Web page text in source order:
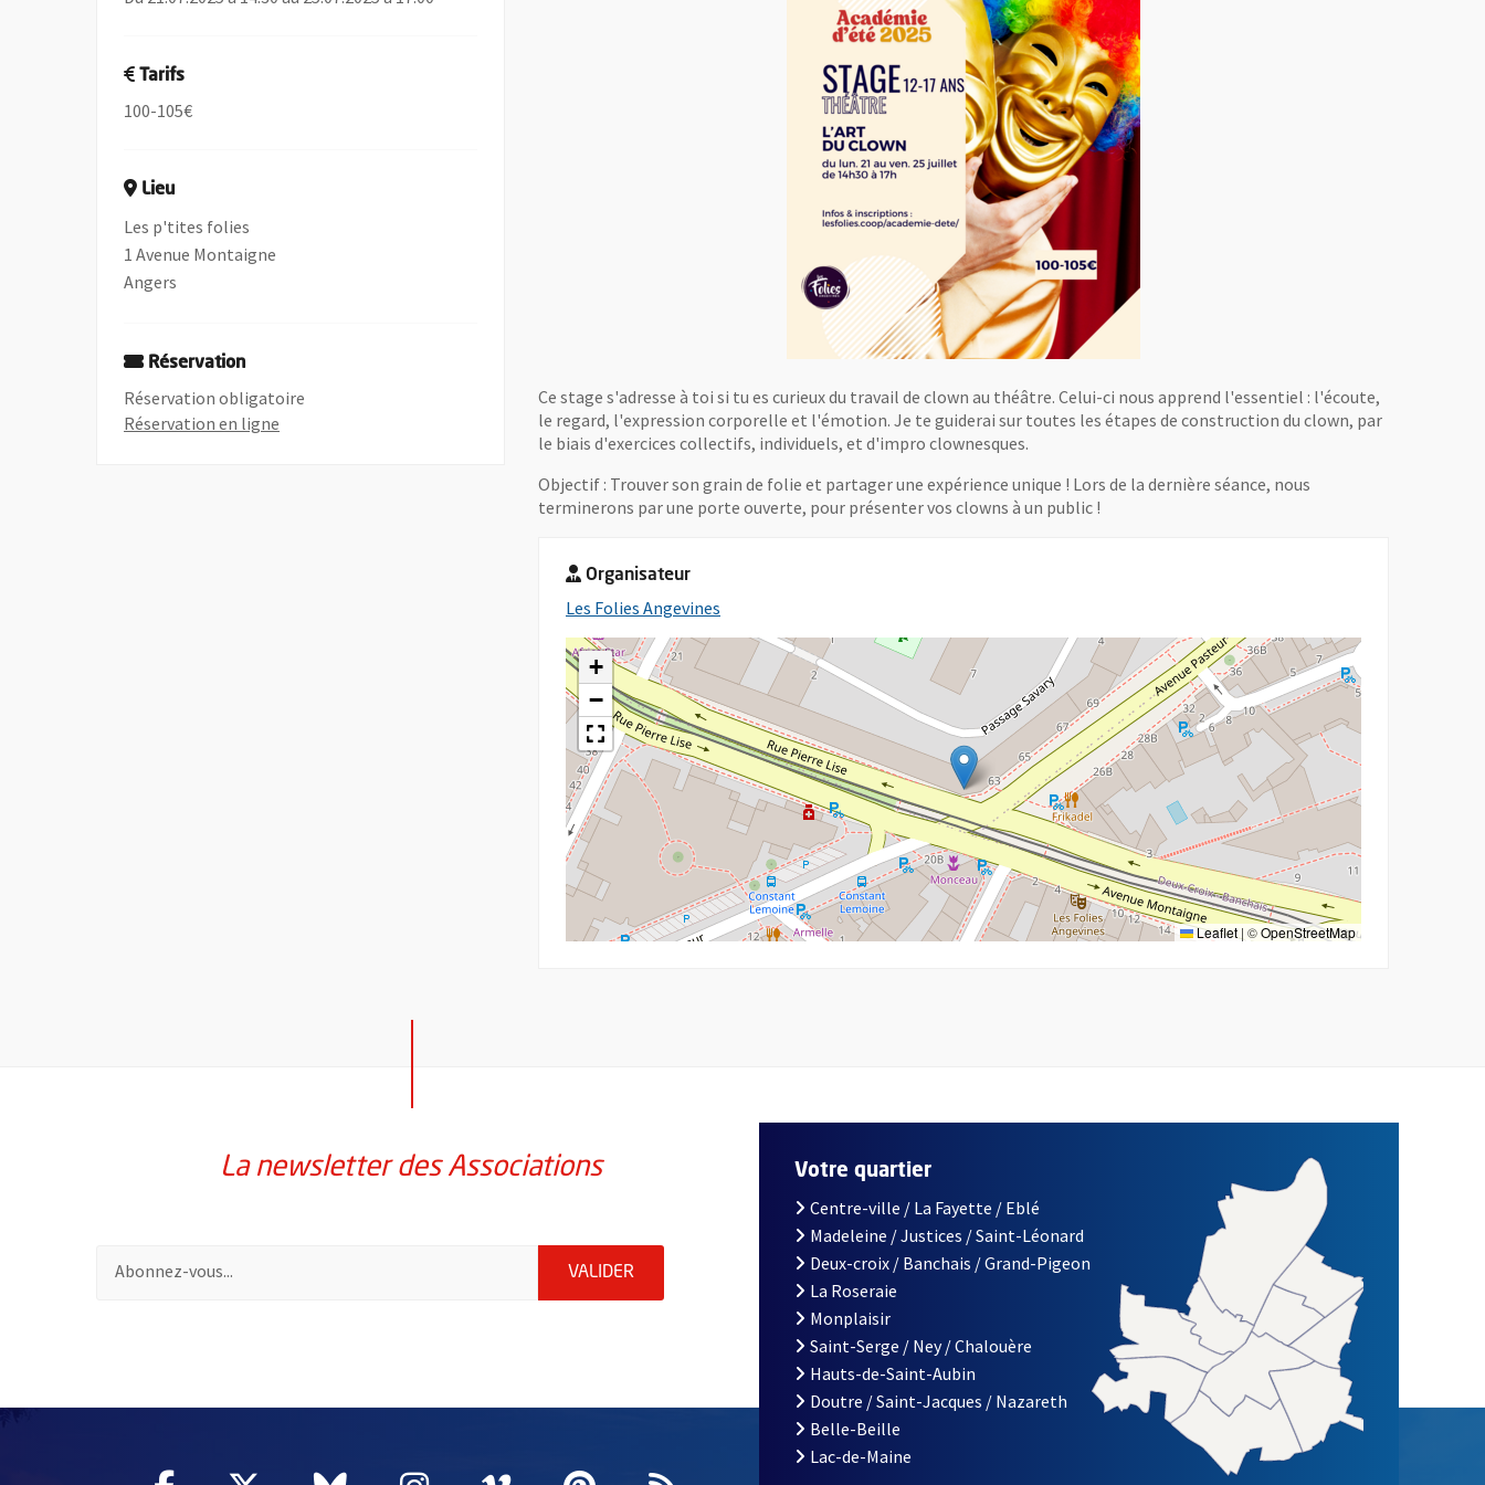
Ce stage s'adresse à toi si tu es curieux du travail de clown au théâtre. Celui-ci nous apprend l'essentiel : l'écoute,
le regard, l'expression corporelle et l'émotion. Je te guiderai sur toutes les étapes de construction du clown, par
le biais d'exercices collectifs, individuels, et d'impro clownesques.
Objectif : Trouver son grain de folie et partager une expérience unique ! Lors de la dernière séance, nous
terminerons par une porte ouverte, pour présenter vos clowns à un public !
Organisateur
Les Folies Angevines, Ouvre une nouvelle fenêtre
+
−
Leaflet | ©OpenStreetMap
Tarifs
100-105€
Lieu
Les p'tites folies
1 Avenue Montaigne
Angers
Réservation
Réservation obligatoire
Réservation en ligne
La newsletter des Associations
Pour vous inscrire à la lettre d'information des associations de la ville d'Angers, indiquez votre email (champ obligatoire)
VALIDER ENVOYER MA DEMANDE D'INSCRIPTION À LA LETTRE D'INFORMATION DES ASSOCIATIONS DE LA VILLE
Votre quartier
Centre-ville / La Fayette / Eblé
Madeleine / Justices / Saint-Léonard
Deux-croix / Banchais / Grand-Pigeon
La Roseraie
Monplaisir
Saint-Serge / Ney / Chalouère
Hauts-de-Saint-Aubin
Doutre / Saint-Jacques / Nazareth
Belle-Beille
Lac-de-Maine